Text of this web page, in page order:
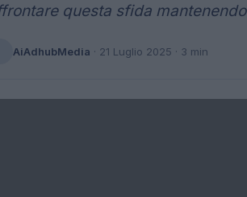
questa sfida
AiAdhubMedia · 21 Luglio 2025 · 3 min